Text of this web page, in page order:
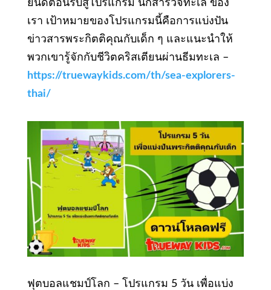
ยินดีต้อนรับสู่โปรแกรม นักสำรวจทะเล ของ
เรา เป้าหมายของโปรแกรมนี้คือการแบ่งปัน
ข่าวสารพระกิตติคุณกับเด็ก ๆ และแนะนําให้
พวกเขารู้จักกับชีวิตคริสเตียนผ่านธีมทะเล –
https://truewaykids.com/th/sea-explorers-
thai/
ฟุตบอลแชมป์โลก – โปรแกรม 5 วัน เพื่อแบ่ง